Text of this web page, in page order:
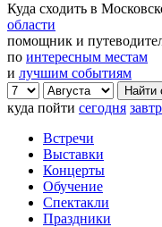
Куда сходить в
области
помощник и
по интересным местам
и лучшим событиям
куда пойти сегодня
Встречи
Выставки
Концерты
Обучение
Спектакли
Праздники